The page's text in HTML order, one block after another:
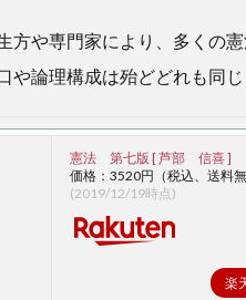
方や専門家により、多くの
や論理構成は殆どどれも同じ
憲法 第七版 [ 芦部 信喜 ]
価格：3520円（税込、送料
(2019/12/19時点)
楽